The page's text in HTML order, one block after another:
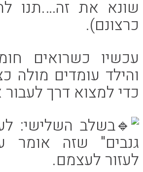
שונא את זה….תנו
כרצונם).
עכשיו כשרואים
והילד עומדים מולה
כדי למצוא דרך
בשלב השלישי:
גנבים" שזה אומר
לעזור לעצמם.